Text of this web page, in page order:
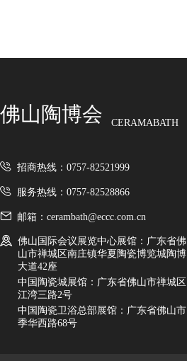
佛山陶博会 CERAMABATH
招商热线：0757-82521999
服务热线：0757-82528866
邮箱：cerambath@eccc.com.cn
佛山国际会议展览中心展馆：广东省佛
山市禅城区南庄镇华夏陶瓷博览城陶博
大道42座
中国陶瓷城展馆：广东省佛山市禅城区
江湾三路2号
中国陶瓷卫浴总部展馆：广东省佛山市
季华西路68号